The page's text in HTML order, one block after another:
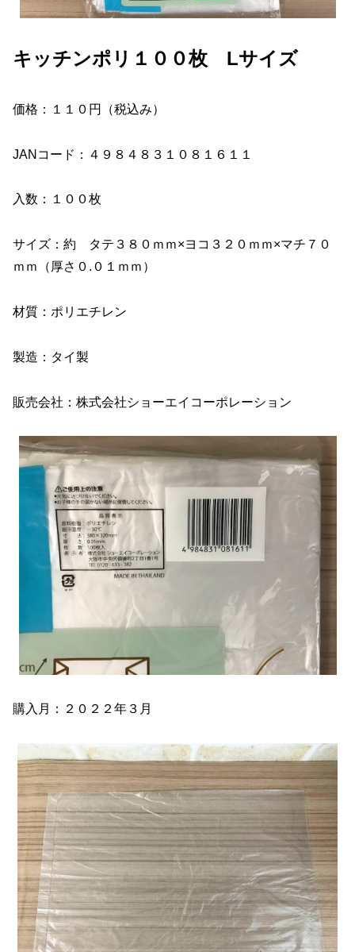
キッチンポリ１００枚 Lサイズ
価格：１１０円（税込み）
JANコード：４９８４８３１０８１６１１
入数：１００枚
サイズ：約 タテ３８０ｍｍ×ヨコ３２０ｍｍ×マチ７０
ｍｍ（厚さ０.０１ｍｍ）
材質：ポリエチレン
製造：タイ製
販売会社：株式会社ショーエイコーポレーション
購入月：２０２２年３月